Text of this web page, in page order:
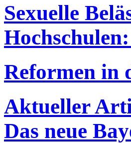
Sexuelle
Reformen in
Aktueller
Das neue